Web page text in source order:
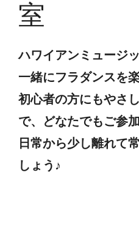
室
ハワイアンミュージ
一緒にフラダンスを
初心者の方にもやさ
で、どなたでもご参
日常から少し離れて
しょう♪